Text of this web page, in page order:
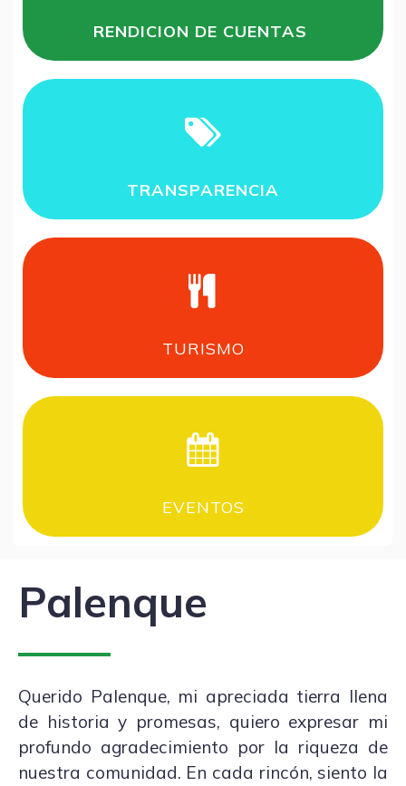
RENDICION DE CUENTAS
TRANSPARENCIA
TURISMO
EVENTOS
Palenque
Querido Palenque, mi apreciada tierra llena
de historia y promesas, quiero expresar mi
profundo agradecimiento por la riqueza de
nuestra comunidad. En cada rincón, siento la